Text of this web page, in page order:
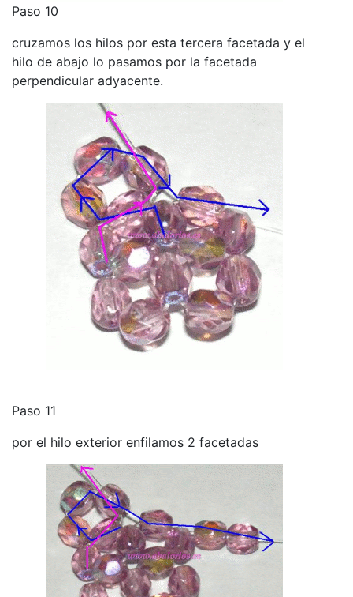
Paso 10
cruzamos los hilos por esta tercera facetada y el
hilo de abajo lo pasamos por la facetada
perpendicular adyacente.
Paso 11
por el hilo exterior enfilamos 2 facetadas